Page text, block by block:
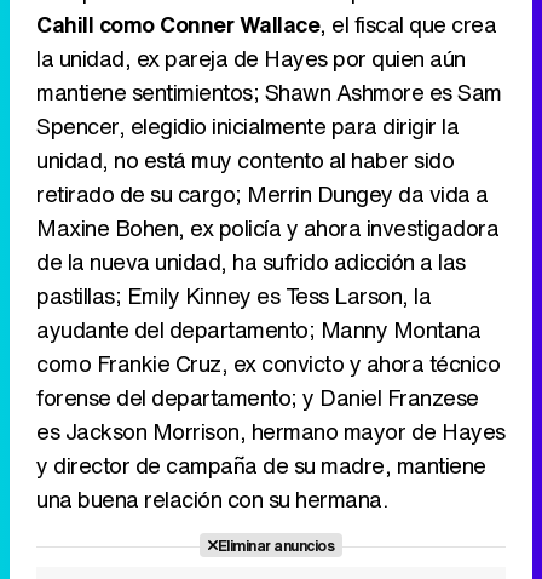
Cahill como Conner Wallace, el fiscal que crea
la unidad, ex pareja de Hayes por quien aún
mantiene sentimientos; Shawn Ashmore es Sam
Spencer, elegidio inicialmente para dirigir la
unidad, no está muy contento al haber sido
retirado de su cargo; Merrin Dungey da vida a
Maxine Bohen, ex policía y ahora investigadora
de la nueva unidad, ha sufrido adicción a las
pastillas; Emily Kinney es Tess Larson, la
ayudante del departamento; Manny Montana
como Frankie Cruz, ex convicto y ahora técnico
forense del departamento; y Daniel Franzese
es Jackson Morrison, hermano mayor de Hayes
y director de campaña de su madre, mantiene
una buena relación con su hermana.
Eliminar anuncios